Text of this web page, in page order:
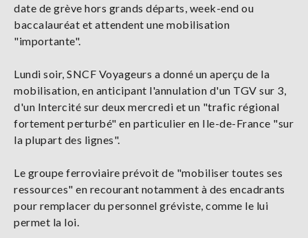
date de grève hors grands départs, week-end ou
baccalauréat et attendent une mobilisation
"importante".
Lundi soir, SNCF Voyageurs a donné un aperçu de la
mobilisation, en anticipant l'annulation d'un TGV sur 3,
d'un Intercité sur deux mercredi et un "trafic régional
fortement perturbé" en particulier en Ile-de-France "sur
la plupart des lignes".
Le groupe ferroviaire prévoit de "mobiliser toutes ses
ressources" en recourant notamment à des encadrants
pour remplacer du personnel gréviste, comme le lui
permet la loi.